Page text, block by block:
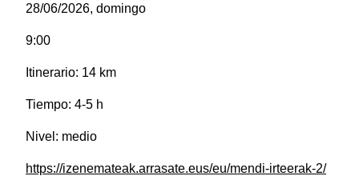
28/06/2026, domingo
9:00
Itinerario: 14 km
Tiempo: 4-5 h
Nivel: medio
https://izenemateak.arrasate.eus/eu/mendi-irteerak-2/